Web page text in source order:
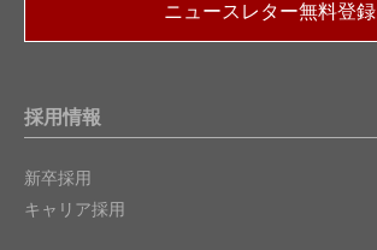
ニュースレター無料登録
採用情報
新卒採用
キャリア採用